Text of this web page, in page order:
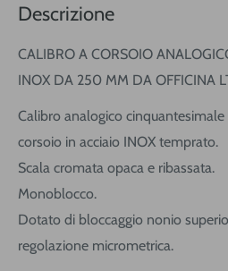
Descrizione
CALIBRO A CORSOIO
INOX DA 250 MM DA OFFICINA
Calibro analogico
corsoio in acciaio INOX temprato.
Scala cromata opaca e ribassata.
Monoblocco.
Dotato di bloccaggio nonio
regolazione micrometrica.